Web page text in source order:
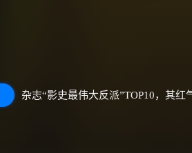
杂志“影史最伟大反派”TOP10，其